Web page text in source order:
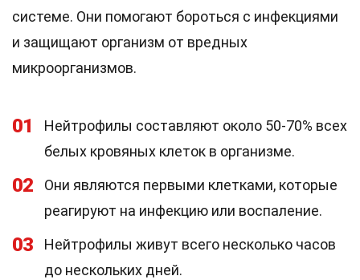
системе. Они помогают бороться с инфекциями
и защищают организм от вредных
микроорганизмов.
01
Нейтрофилы составляют около 50-70% всех
белых кровяных клеток в организме.
02
Они являются первыми клетками, которые
реагируют на инфекцию или воспаление.
03
Нейтрофилы живут всего несколько часов
до нескольких дней.